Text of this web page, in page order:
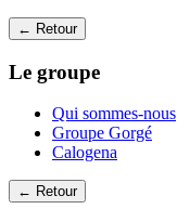
← Retour
Le groupe
Qui sommes-nous
Groupe Gorgé
Calogena
← Retour